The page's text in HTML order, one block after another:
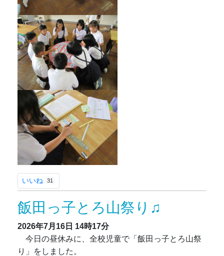
いいね 31
飯田っ子とろ山祭り♫
2026年7月16日 14時17分
今日の昼休みに、全校児童で「飯田っ子とろ山祭
り」をしました。